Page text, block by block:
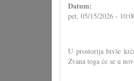
Bizonji
Datum:
pet, 05/15/2026 -
U prostorija bivše
Zvana toga će se u